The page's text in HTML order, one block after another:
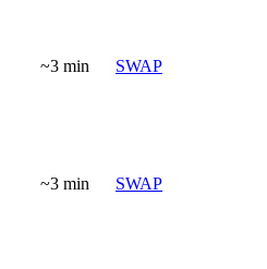
~3 min SWAP
~3 min SWAP